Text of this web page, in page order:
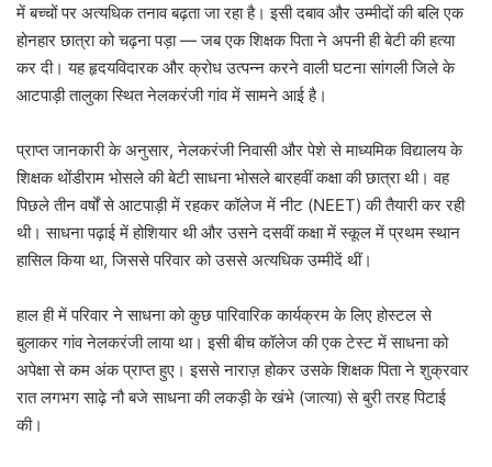
में बच्चों पर अत्यधिक तनाव बढ़ता जा रहा है। इसी दबाव और उम्मीदों की बलि एक
होनहार छात्रा को चढ़ना पड़ा — जब एक शिक्षक पिता ने अपनी ही बेटी की हत्या
कर दी। यह हृदयविदारक और क्रोध उत्पन्न करने वाली घटना सांगली जिले के
आटपाड़ी तालुका स्थित नेलकरंजी गांव में सामने आई है।
प्राप्त जानकारी के अनुसार, नेलकरंजी निवासी और पेशे से माध्यमिक विद्यालय के
शिक्षक थोंडीराम भोसले की बेटी साधना भोसले बारहवीं कक्षा की छात्रा थी। वह
पिछले तीन वर्षों से आटपाड़ी में रहकर कॉलेज में नीट (NEET) की तैयारी कर रही
थी। साधना पढ़ाई में होशियार थी और उसने दसवीं कक्षा में स्कूल में प्रथम स्थान
हासिल किया था, जिससे परिवार को उससे अत्यधिक उम्मीदें थीं।
हाल ही में परिवार ने साधना को कुछ पारिवारिक कार्यक्रम के लिए होस्टल से
बुलाकर गांव नेलकरंजी लाया था। इसी बीच कॉलेज की एक टेस्ट में साधना को
अपेक्षा से कम अंक प्राप्त हुए। इससे नाराज़ होकर उसके शिक्षक पिता ने शुक्रवार
रात लगभग साढ़े नौ बजे साधना की लकड़ी के खंभे (जात्या) से बुरी तरह पिटाई
की।